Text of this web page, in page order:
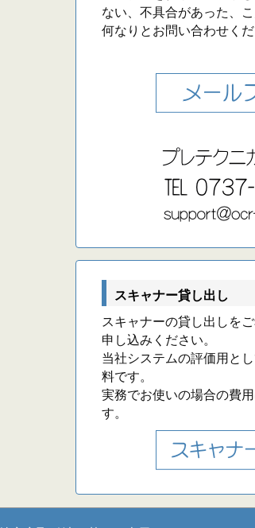
ない、不具合があった、
何なりとお問い合わせくだ
スキャナー貸し出し
スキャナーの貸し出しを
申し込みください。
当社システムの評価用と
料です。
実務でお使いの場合の費
す。